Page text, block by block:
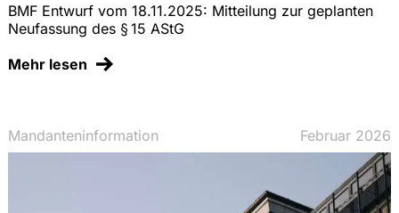
BMF Entwurf vom 18.11.2025: Mitteilung zur geplanten
Neufassung des § 15 AStG
Mehr lesen
Mandanteninformation Februar 2026